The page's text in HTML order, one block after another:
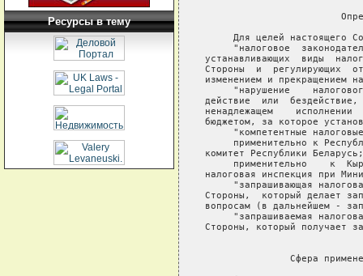
Ресурсы в тему
Для целей настоящего
"налоговое
устанавливающих  виды
Стороны  и  регулирующих
изменением и прекращением
"нарушение
действие  или  бездействие,
ненадлежащем    исполнении
бюджетом, за которое
"компетентные
применительно к
комитет Республики Беларусь;
применительно    к
налоговая инспекция при
"запрашивающая
Стороны,  который делает
вопросам (в дальнейшем -
"запрашиваемая
Стороны, который получает
Сфера